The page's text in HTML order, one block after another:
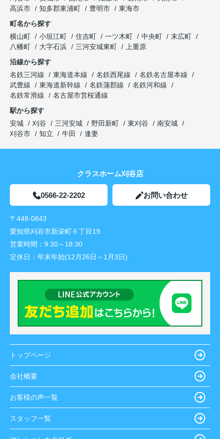
高浜市
知多郡東浦町 豊明市
東海市
町名から探す
横山町
小垣江町 住吉町 一ツ木町 中央町
末広町
八幡町
大字石浜 三河安城東町
上重原
沿線から探す
名鉄三河線
東海道本線 名鉄西尾線
名鉄名古屋本線
武豊線
東海道新幹線 名鉄蒲郡線
名鉄河和線
名鉄常滑線
名古屋市営桜通線
駅から探す
安城
刈谷 三河安城 野田新町 東刈谷
南安城
刈谷市
知立 牛田 逢妻
クラスホーム刈谷店
0566-22-2202 お問い合わせ
〒448-0843
愛知県刈谷市新栄町６丁目19
営業時間： 9:30～18:30
定休日： 年末年始(12月26日～1月3日)
トップページ
会社概要
お客様の声一覧
スタッフ一覧